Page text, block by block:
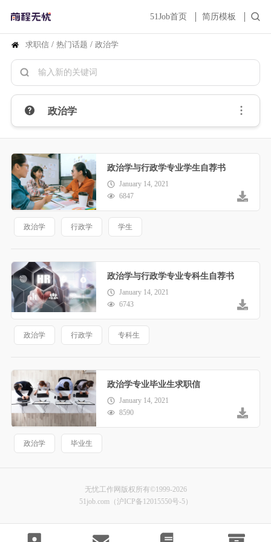
51Job首页 简历模板
求职信 / 热门话题 / 政治学
政治学
政治学与行政学专业学生自荐书
January 14, 2021
6847
政治学 行政学 学生
政治学与行政学专业专科生自荐书
January 14, 2021
6743
政治学 行政学 专科生
政治学专业毕业生求职信
January 14, 2021
8590
政治学 毕业生
无忧工作网版权所有©1999-2026
51job.com（沪ICP备12015550号-5）